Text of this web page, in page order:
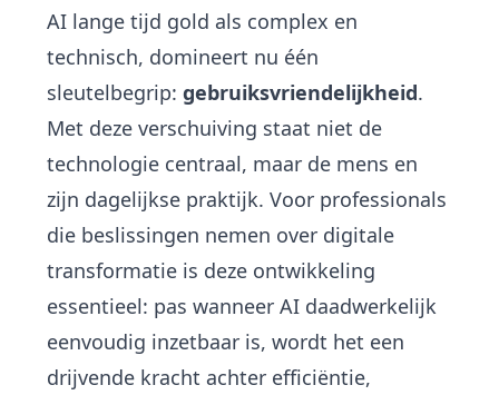
AI lange tijd gold als complex en
technisch, domineert nu één
sleutelbegrip:gebruiksvriendelijkheid.
Met deze verschuiving staat niet de
technologie centraal, maar de mens en
zijn dagelijkse praktijk. Voor professionals
die beslissingen nemen over digitale
transformatie is deze ontwikkeling
essentieel: pas wanneer AI daadwerkelijk
eenvoudig inzetbaar is, wordt het een
drijvende kracht achter efficiëntie,